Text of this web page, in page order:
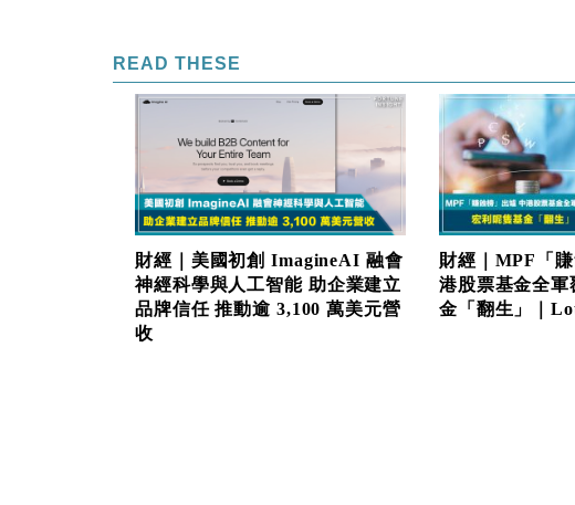
READ THESE
財經｜美國初創 ImagineAI 融會
神經科學與人工智能 助企業建立
品牌信任 推動逾 3,100 萬美元營
收
財經｜MPF「
港股票基金全
金「翻生」｜